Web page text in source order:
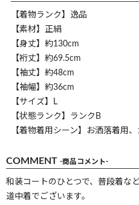
【着物ランク】逸品
【素材】正絹
【身丈】約130cm
【裄丈】約69.5cm
【袖丈】約48cm
【袖幅】約36cm
【サイズ】L
【状態ランク】ランクB
【着物着用シーン】お洒落着用
COMMENT -商品コメント-
和装コートのひとつで、普段着な
道中着でございます。